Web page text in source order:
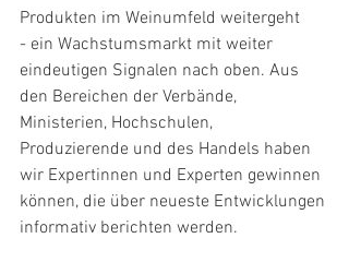
Produkten im Weinumfeld weitergeht
- ein Wachstumsmarkt mit weiter
eindeutigen Signalen nach oben. Aus
den Bereichen der Verbände,
Ministerien, Hochschulen,
Produzierende und des Handels haben
wir Expertinnen und Experten gewinnen
können, die über neueste Entwicklungen
informativ berichten werden.